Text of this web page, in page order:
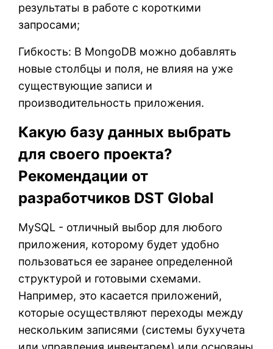
результаты в работе с короткими
запросами;
Гибкость: В MongoDB можно добавлять
новые столбцы и поля, не влияя на уже
существующие записи и
производительность приложения.
Какую базу данных выбрать
для своего проекта?
Рекомендации от
разработчиков DST Global
MySQL - отличный выбор для любого
приложения, которому будет удобно
пользоваться ее заранее определенной
структурой и готовыми схемами.
Например, это касается приложений,
которые осуществляют переходы между
нескольким записями (системы бухучета